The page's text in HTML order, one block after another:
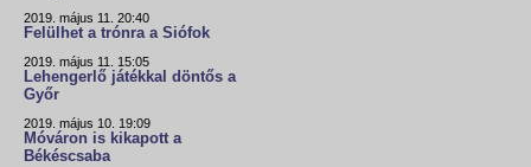
2019. május 11. 20:40
Felülhet a trónra a Siófok
2019. május 11. 15:05
Lehengerlő játékkal döntős a
Győr
2019. május 10. 19:09
Móváron is kikapott a
Békéscsaba